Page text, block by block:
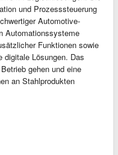
und Prozesssteuerung
Automotive-
Automationssysteme
Funktionen sowie
digitale Lösungen. Das
gehen und eine
an Stahlprodukten